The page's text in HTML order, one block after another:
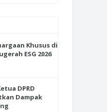
Khusus di
ESG 2026
DPRD
Dampak